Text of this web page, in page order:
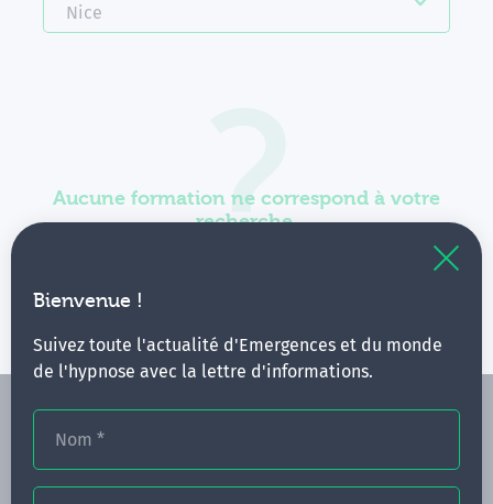
Bienvenue !
Suivez toute l'actualité d'Emergences et du monde
de l'hypnose avec la lettre d'informations.
Nom *
Nice
Aucune formation ne correspond à votre
recherche.
Vous pouvez renouveler votre requête en élargissant